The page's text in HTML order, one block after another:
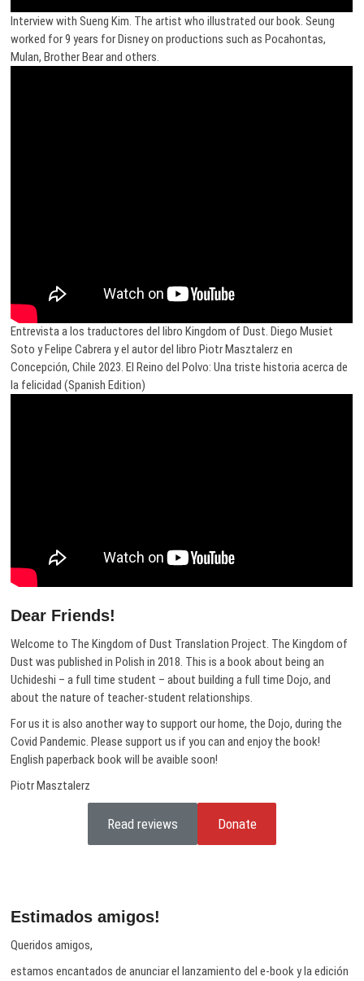
Interview with Sueng Kim. The artist who illustrated our book. Seung
worked for 9 years for Disney on productions such as Pocahontas,
Mulan, Brother Bear and others.
Entrevista a los traductores del libro Kingdom of Dust. Diego Musiet
Soto y Felipe Cabrera y el autor del libro Piotr Masztalerz en
Concepción, Chile 2023. El Reino del Polvo: Una triste historia acerca de
la felicidad (Spanish Edition)
Dear Friends!
Welcome to The Kingdom of Dust Translation Project. The Kingdom of
Dust was published in Polish in 2018. This is a book about being an
Uchideshi – a full time student – about building a full time Dojo, and
about the nature of teacher-student relationships.
For us it is also another way to support our home, the Dojo, during the
Covid Pandemic. Please support us if you can and enjoy the book!
English paperback book will be avaible soon!
Piotr Masztalerz
Read reviews Donate
Estimados amigos!
Queridos amigos,
estamos encantados de anunciar el lanzamiento del e-book y la edición